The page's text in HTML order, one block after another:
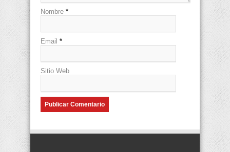
Nombre *
Email *
Sitio Web